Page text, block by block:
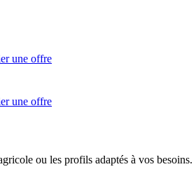
une offre
une offre
ou les profils adaptés à vos besoins.